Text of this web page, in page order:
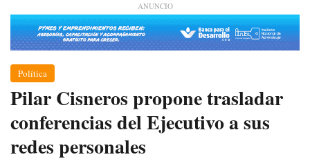
ANUNCIO
Política
Pilar Cisneros propone trasladar
conferencias del Ejecutivo a sus
redes personales